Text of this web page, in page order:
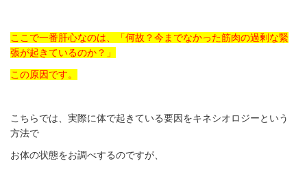
ここで一番肝心なのは、「何故？今までなかった筋肉の過剰な緊
張が起きているのか？」
この原因です。
こちらでは、実際に体で起きている要因をキネシオロジーという
方法で
お体の状態をお調べするのですが、